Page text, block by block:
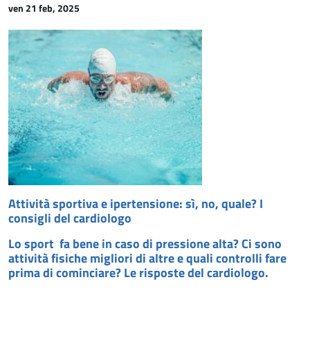
ven 21 feb, 2025
Attività sportiva e ipertensione: sì, no, quale? I
consigli del cardiologo
Lo sport fa bene in caso di pressione alta? Ci sono
attività fisiche migliori di altre e quali controlli fare
prima di cominciare? Le risposte del cardiologo.